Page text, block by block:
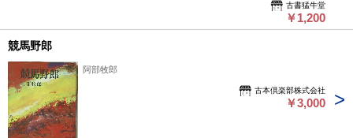
古書猛牛堂
￥1,200
競馬野郎
阿部牧郎
古本倶楽部株式会社
￥3,000